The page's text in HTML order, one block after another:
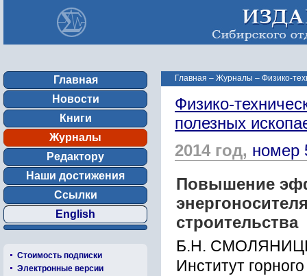
Главная
Новости
Книги
Журналы
Редактору
Наши достижения
Ссылки
English
Стоимость подписки
Электронные версии
Главная – Журналы – Физико-
Физико-
полезных
2014 год, номер
Повышение
строительства
Б.Н.
Институт